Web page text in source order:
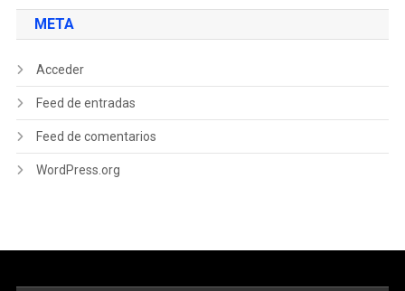
META
Acceder
Feed de entradas
Feed de comentarios
WordPress.org